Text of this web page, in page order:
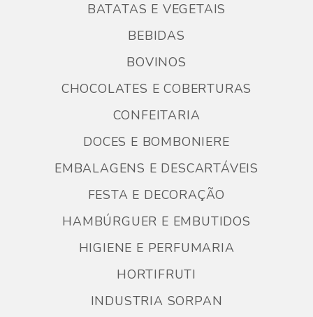
BATATAS E VEGETAIS
BEBIDAS
BOVINOS
CHOCOLATES E COBERTURAS
CONFEITARIA
DOCES E BOMBONIERE
EMBALAGENS E DESCARTÁVEIS
FESTA E DECORAÇÃO
HAMBÚRGUER E EMBUTIDOS
HIGIENE E PERFUMARIA
HORTIFRUTI
INDUSTRIA SORPAN